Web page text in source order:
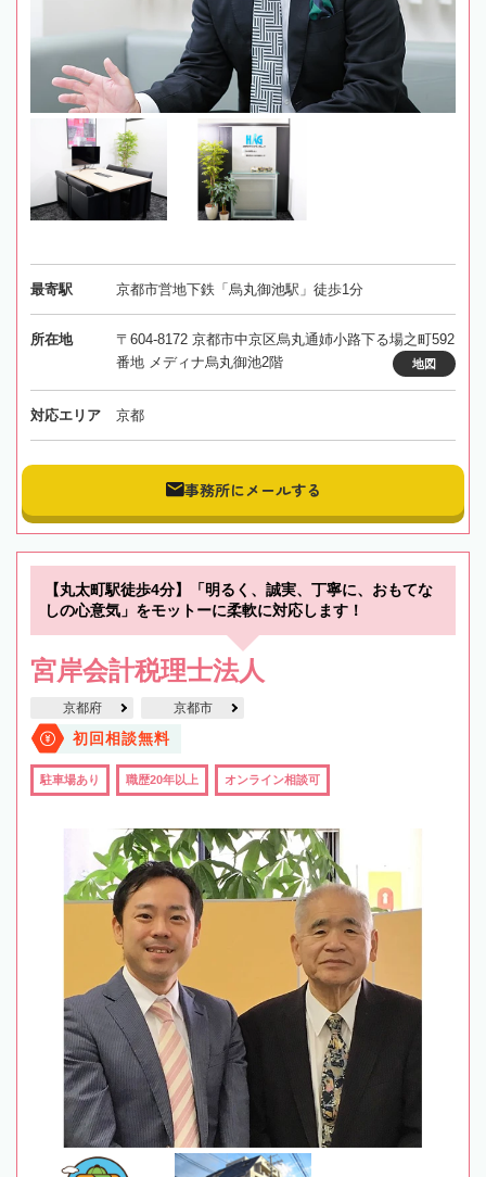
最寄駅 京都市営地下鉄「烏丸御池駅」徒歩1分
所在地
〒604-8172 京都市中京区烏丸通姉小路下る場之町592
番地 メディナ烏丸御池2階
地図
対応エリア 京都
事務所にメールする
【丸太町駅徒歩4分】「明るく、誠実、丁寧に、おもてな
しの心意気」をモットーに柔軟に対応します！
宮岸会計税理士法人
京都府 京都市
初回相談無料
駐車場あり 職歴20年以上 オンライン相談可